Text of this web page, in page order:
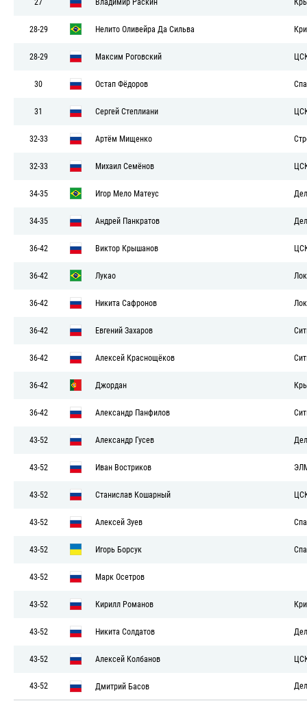
27 Владимир Раскин
28-29 Нелито Оливейра Да Сильва
28-29 Максим Роговский
30 Остап Фёдоров
31 Сергей Степлиани
32-33 Артём Мищенко
32-33 Михаил Семёнов
34-35 Игор Мело Матеус
34-35 Андрей Панкратов
36-42 Виктор Крышанов
36-42 Лукао
36-42 Никита Сафронов
36-42 Евгений Захаров
36-42 Алексей Краснощёков
36-42 Джордан
36-42 Александр Панфилов
43-52 Александр Гусев
43-52 Иван Востриков
43-52 Станислав Кошарный
43-52 Алексей Зуев
43-52 Игорь Борсук
43-52 Марк Осетров
43-52 Кирилл Романов
43-52 Никита Солдатов
43-52 Алексей Колбанов
43-52 Дмитрий Басов